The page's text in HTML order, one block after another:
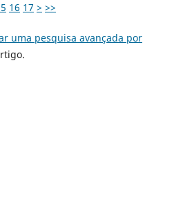
16 17 > >>
uma pesquisa avançada por